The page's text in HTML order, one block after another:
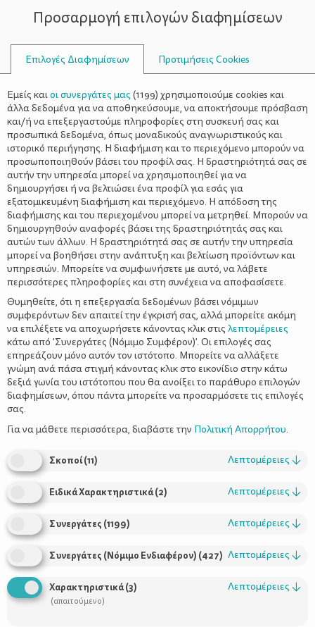
ΣΥΜΒΟΥΛΟΙ
ΕΛΑΙΌΛΑΔΟ
Διατροφή μετά τον πρώτο χρόνο ζωής
του νηπίου
Χρήσιμοι Σύνδεσμοι
Προσαρμογή επιλογών διαφημίσεων
Επιλογές Διαφημίσεων Προτιμήσεις Cookies
Εμείς καιοι συνεργάτες μας (1199) χρησιμοποιούμε cookies και
άλλα δεδομένα για να αποθηκεύσουμε, να αποκτήσουμε πρόσβαση
και/ή να επεξεργαστούμε πληροφορίες στη συσκευή σας και
προσωπικά δεδομένα, όπως μοναδικούς αναγνωριστικούς και
ιστορικό περιήγησης. Η διαφήμιση και το περιεχόμενο μπορούν να
προσωποποιηθούν βάσει του προφίλ σας. Η δραστηριότητά σας σε
αυτήν την υπηρεσία μπορεί να χρησιμοποιηθεί για να
δημιουργήσει ή να βελτιώσει ένα προφίλ για εσάς για
εξατομικευμένη διαφήμιση και περιεχόμενο. Η απόδοση της
διαφήμισης και του περιεχομένου μπορεί να μετρηθεί. Μπορούν να
δημιουργηθούν αναφορές βάσει της δραστηριότητάς σας και
αυτών των άλλων. Η δραστηριότητά σας σε αυτήν την υπηρεσία
μπορεί να βοηθήσει στην ανάπτυξη και βελτίωση προϊόντων και
υπηρεσιών. Μπορείτε να συμφωνήσετε με αυτό, να λάβετε
περισσότερες πληροφορίες και στη συνέχεια να αποφασίσετε.
Θυμηθείτε, ότι η επεξεργασία δεδομένων βάσει νόμιμων
συμφερόντων δεν απαιτεί την έγκρισή σας, αλλά μπορείτε ακόμη
να επιλέξετε να αποχωρήσετε κάνοντας κλικ στις λεπτομέρειες
κάτω από 'Συνεργάτες (Νόμιμο Συμφέρον)'. Οι επιλογές σας
επηρεάζουν μόνο αυτόν τον ιστότοπο. Μπορείτε να αλλάξετε
γνώμη ανά πάσα στιγμή κάνοντας κλικ στο εικονίδιο στην κάτω
δεξιά γωνία του ιστότοπου που θα ανοίξει το παράθυρο επιλογών
διαφημίσεων, όπου πάντα μπορείτε να προσαρμόσετε τις επιλογές
σας.
Για να μάθετε περισσότερα, διαβάστε την Πολιτική Απορρήτου.
Σκοποί(11) Λεπτομέρειες ↓
Ειδικά Χαρακτηριστικά(2) Λεπτομέρειες ↓
Συνεργάτες (1199) Λεπτομέρειες ↓
Συνεργάτες (Νόμιμο Ενδιαφέρον) (427) Λεπτομέρειες ↓
Χαρακτηριστικά(3)
(απαιτούμενο)
Λεπτομέρειες ↓